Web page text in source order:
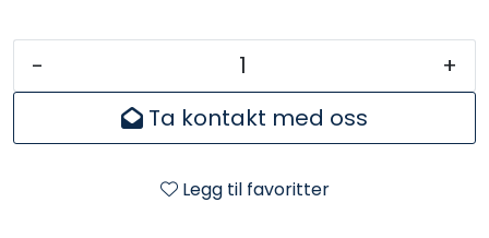
-
+
Ta kontakt med oss
Legg til favoritter